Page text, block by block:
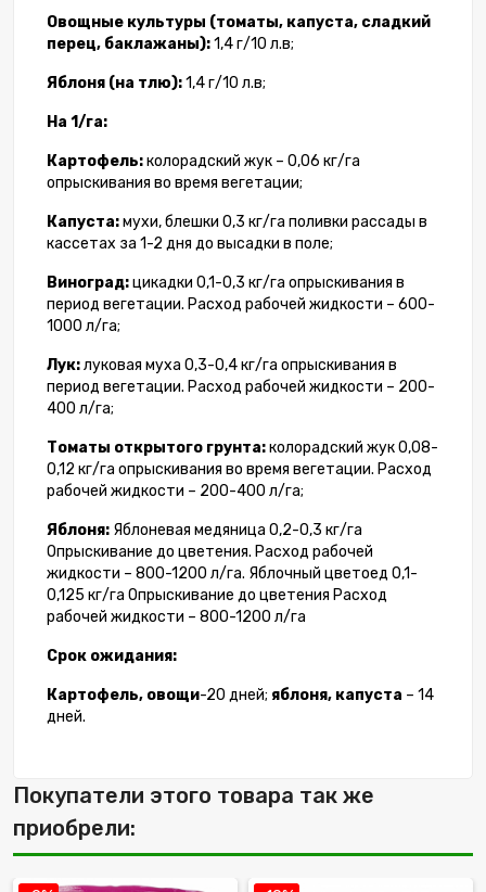
Овощные культуры (томаты, капуста, сладкий
перец, баклажаны):1,4 г/10 л.в;
Яблоня (на тлю):1,4 г/10 л.в;
На 1/га:
Картофель:колорадский жук – 0,06 кг/га
опрыскивания во время вегетации;
Капуста:мухи, блешки 0,3 кг/га поливки рассады в
кассетах за 1-2 дня до высадки в поле;
Виноград:цикадки 0,1-0,3 кг/га опрыскивания в
период вегетации. Расход рабочей жидкости – 600-
1000 л/га;
Лук:луковая муха 0,3-0,4 кг/га опрыскивания в
период вегетации. Расход рабочей жидкости – 200-
400 л/га;
Томаты открытого грунта:колорадский жук 0,08-
0,12 кг/га опрыскивания во время вегетации. Расход
рабочей жидкости – 200-400 л/га;
Яблоня: Яблоневая медяница 0,2-0,3 кг/га
Опрыскивание до цветения. Расход рабочей
жидкости – 800-1200 л/га. Яблочный цветоед 0,1-
0,125 кг/га Опрыскивание до цветения Расход
рабочей жидкости – 800-1200 л/га
Срок ожидания:
Картофель, овощи-20 дней; яблоня, капуста – 14
дней.
Покупатели этого товара так же
приобрели: